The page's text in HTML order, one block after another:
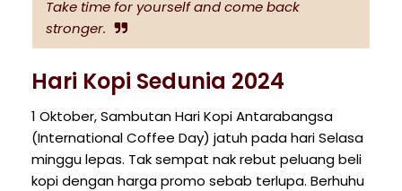
Take time for yourself and come back
stronger.
Hari Kopi Sedunia 2024
1 Oktober, Sambutan Hari Kopi Antarabangsa
(International Coffee Day) jatuh pada hari Selasa
minggu lepas. Tak sempat nak rebut peluang beli
kopi dengan harga promo sebab terlupa. Berhuhu